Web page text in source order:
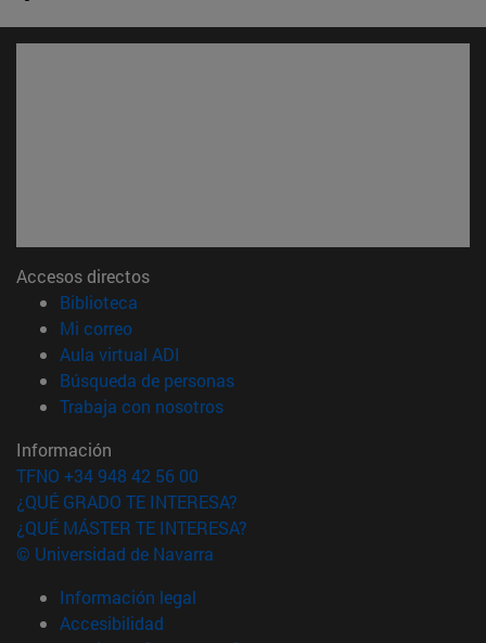
Accesos directos
Biblioteca
Mi correo(abre en nueva ventana)
Aula virtual ADI
Búsqueda de personas(abre en nueva ventana)
Trabaja con nosotros(abre en nueva ventana)
Información
TFNO +34 948 42 56 00
¿QUÉ GRADO TE INTERESA?
¿QUÉ MÁSTER TE INTERESA?
© Universidad de Navarra
Información legal
Accesibilidad